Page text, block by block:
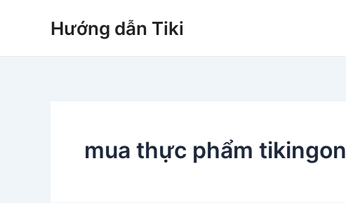
Hướng dẫn Tiki
mua thực phẩm tikingon